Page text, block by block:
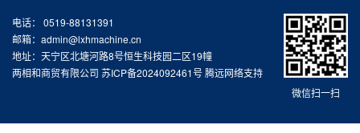
微信扫一扫
电话： 0519-88131391
邮箱：admin@lxhmachine.cn
地址：天宁区北塘河路8号恒生科技园二区19幢
两相和商贸有限公司 苏ICP备2024092461号腾远网络支持